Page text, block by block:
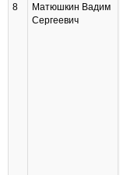
8
Матюшкин Вадим
Сергеевич